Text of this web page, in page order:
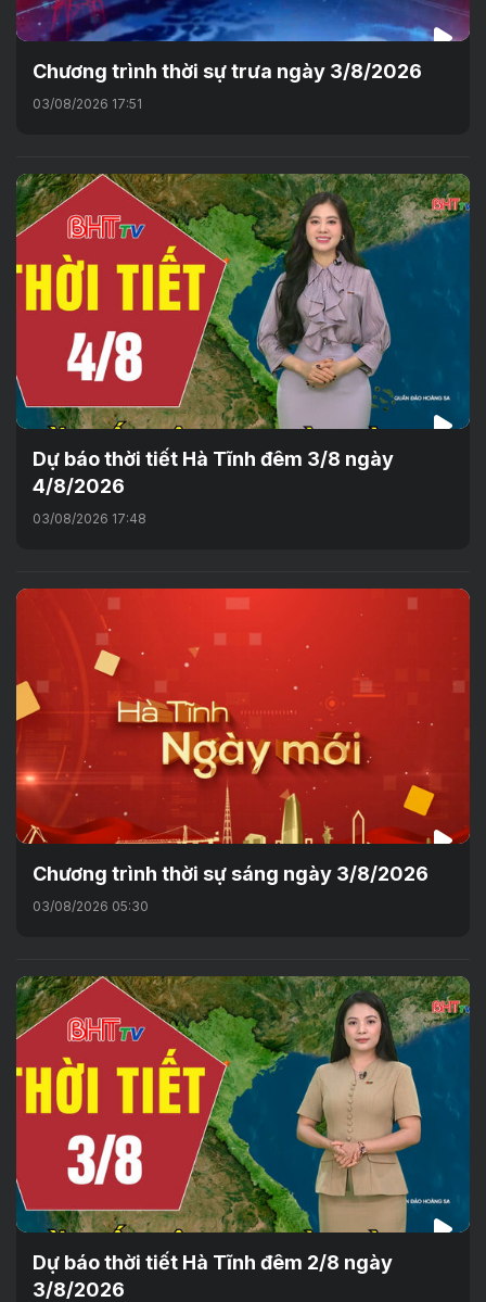
Chương trình thời sự trưa ngày 3/8/2026
03/08/2026 17:51
Dự báo thời tiết Hà Tĩnh đêm 3/8 ngày
4/8/2026
03/08/2026 17:48
Chương trình thời sự sáng ngày 3/8/2026
03/08/2026 05:30
Dự báo thời tiết Hà Tĩnh đêm 2/8 ngày
3/8/2026